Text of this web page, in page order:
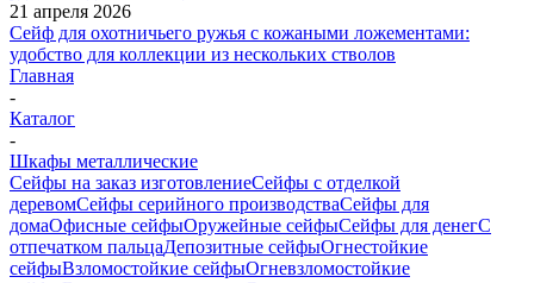
21 апреля 2026
Сейф для охотничьего ружья с кожаными ложементами:
удобство для коллекции из нескольких стволов
Главная
-
Каталог
-
Шкафы металлические
Сейфы на заказ изготовлениеСейфы с отделкой
деревомСейфы серийного производстваСейфы для
домаОфисные сейфыОружейные сейфыСейфы для денегС
отпечатком пальцаДепозитные сейфыОгнестойкие
сейфыВзломостойкие сейфыОгневзломостойкие